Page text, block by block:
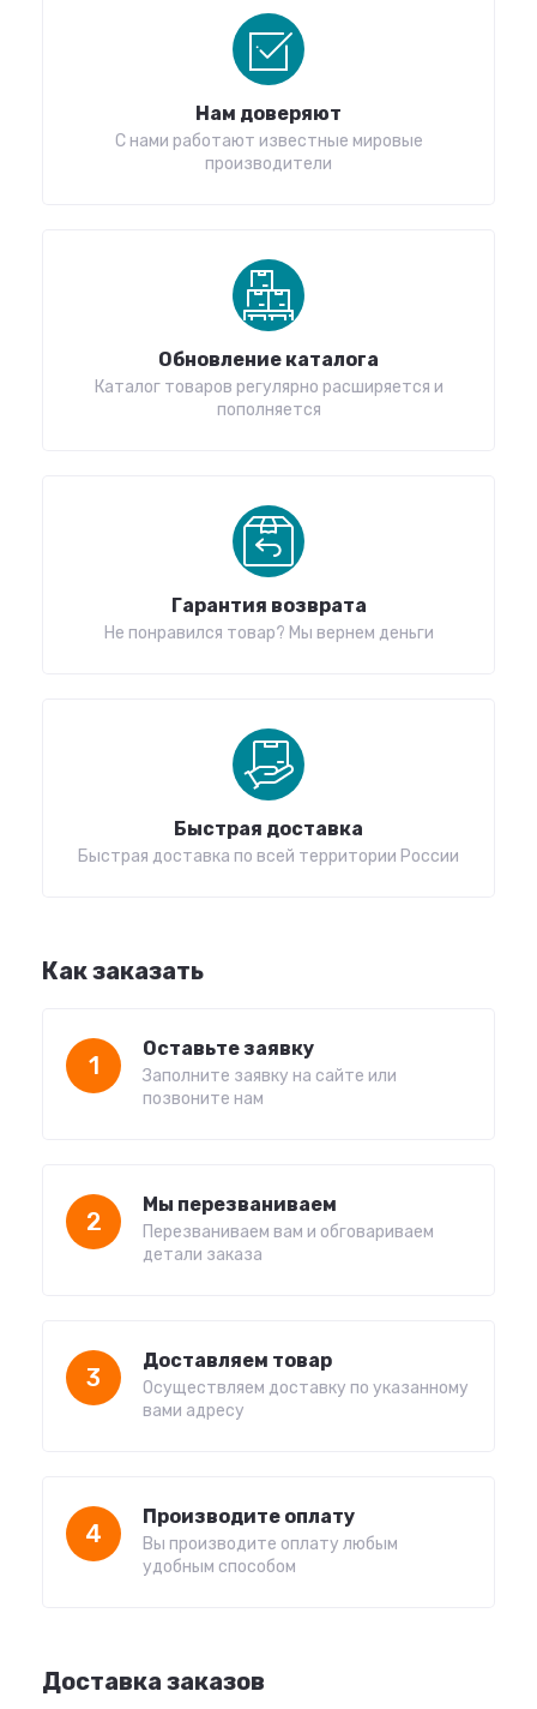
Нам доверяют
С нами работают известные мировые
производители
Обновление каталога
Каталог товаров регулярно расширяется и
пополняется
Гарантия возврата
Не понравился товар? Мы вернем деньги
Быстрая доставка
Быстрая доставка по всей территории России
Как заказать
1
Оставьте заявку
Заполните заявку на сайте или
позвоните нам
2
Мы перезваниваем
Перезваниваем вам и обговариваем
детали заказа
3
Доставляем товар
Осуществляем доставку по указанному
вами адресу
4
Производите оплату
Вы производите оплату любым
удобным способом
Доставка заказов